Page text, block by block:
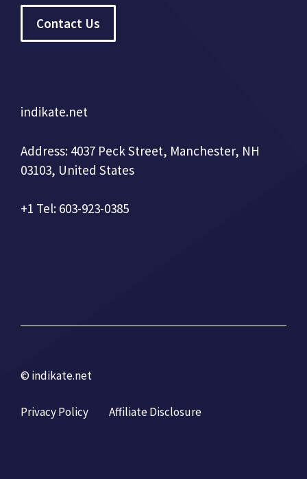
Contact Us
indikate.net
Address: 4037 Peck Street, Manchester, NH
03103, United States
+1 Tel: 603-923-0385
© indikate.net
Privacy Policy Affiliate Disclosure